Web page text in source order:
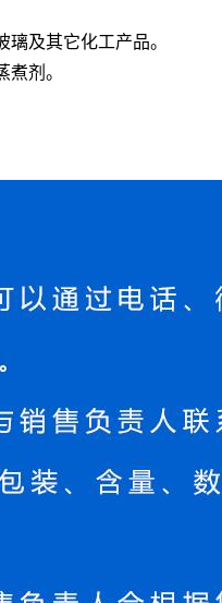
及其它化工产品。
剂。